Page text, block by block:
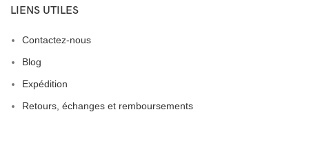
LIENS UTILES
Contactez-nous
Blog
Expédition
Retours, échanges et remboursements